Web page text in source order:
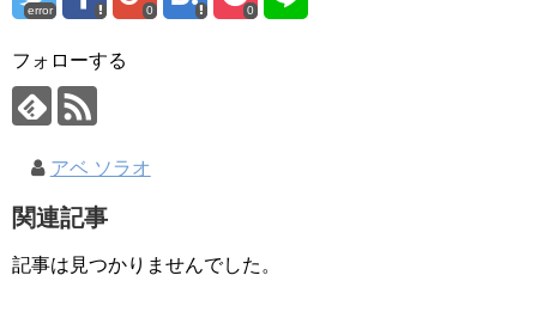
error 0 0
フォローする
アベ ソラオ
関連記事
記事は見つかりませんでした。